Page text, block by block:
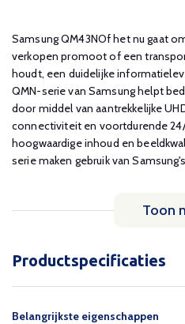
Samsung QM43NOf het nu gaat
verkopen promoot of een
houdt, een duidelijke
QMN-serie van Samsung helpt
door middel van aantrekkelijke
connectiviteit en voortdurende
hoogwaardige inhoud en
serie maken gebruik van
Toon
Productspecificaties
Belangrijkste eigenschappen